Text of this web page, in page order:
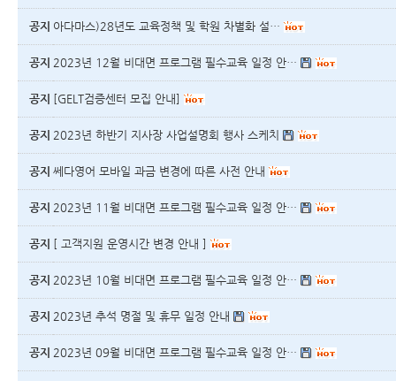
공지 아다마스)28년도 교육정책 및 학원 차별화 설…
공지 2023년 12월 비대면 프로그램 필수교육 일정 안…
공지 [GELT검증센터 모집 안내]
공지 2023년 하반기 지사장 사업설명회 행사 스케치
공지 쎄다영어 모바일 과금 변경에 따른 사전 안내
공지 2023년 11월 비대면 프로그램 필수교육 일정 안…
공지 [ 고객지원 운영시간 변경 안내 ]
공지 2023년 10월 비대면 프로그램 필수교육 일정 안…
공지 2023년 추석 명절 및 휴무 일정 안내
공지 2023년 09월 비대면 프로그램 필수교육 일정 안…